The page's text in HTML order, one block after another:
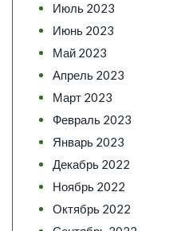
Июль 2023
Июнь 2023
Май 2023
Апрель 2023
Март 2023
Февраль 2023
Январь 2023
Декабрь 2022
Ноябрь 2022
Октябрь 2022